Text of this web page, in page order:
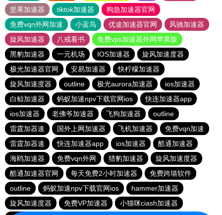
坚果加速器
tiktok加速器
狗急加速器官网
免费vqn外网加速
小蓝鸟 优途加速器官网
风驰加速器
旋风加速器
八戒看书
免费vps加速器外网苹果版
黑豹加速器
一元机场 IOS加速器
旋风加速度器
极光加速器官网
安易加速器
快柠檬加速器
旋风加速度器
outline 极光aurora加速器
ios加速器
白鲸加速器
蚂蚁加速npv下载官网ios
快连加速器app
ios加速器
老佛爷加速器 飞狗加速器
outline
雷霆加器速
国外上网加速器 飞机加速器
免费vqn加速
雷霆加器速
快连加速器app ios加速器
酷通加速器
海鸥加速器
免费vqn外网 猎豹加速器
旋风加速度器
酷通加速器官网
每天免费2小时加速器
免费跨墙软件
outline
蚂蚁加速npv下载官网ios
hammer加速器
旋风加速度器
免费VP加速器
小猫咪ciash加速器